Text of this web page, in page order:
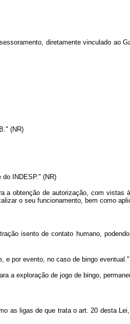
diretamente vinculado ao
(NR)
INDESP." (NR)
obtenção de autorização, com vistas
o seu funcionamento, bem como
isento de contato humano,
e por evento, no caso de bingo
a exploração de jogo de bingo,
as ligas de que trata o art. 20 desta